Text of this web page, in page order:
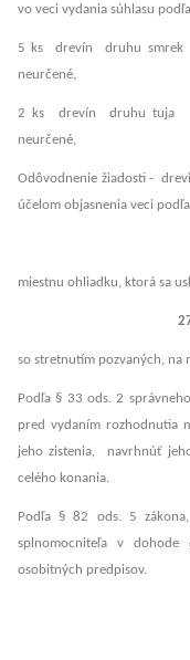
vo veci vydania súhlasu
5 ks drevín druhu smrek
neurčené,
2 ks drevín druhu tuja s
neurčené,
Odôvodnenie žiadosti -
účelom objasnenia veci
miestnu ohliadku, ktorá sa
so stretnutím pozvaných, na
Podľa § 33 ods. 2
pred vydaním rozhodnutia
jeho zistenia, navrhnúť
celého konania.
Podľa § 82 ods. 5
splnomocniteľa v dohode
osobitných predpisov.